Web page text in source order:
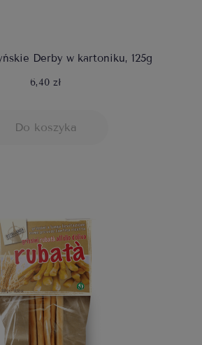
Derby w kartoniku, 125g
6,40 zł
Do koszyka